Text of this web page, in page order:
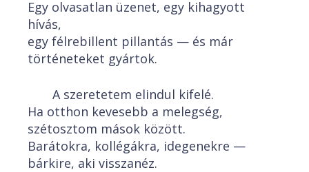
Egy olvasatlan üzenet, egy kihagyott
hívás,
egy félrebillent pillantás — és már
történeteket gyártok.
A szeretetem elindul kifelé.
Ha otthon kevesebb a melegség,
szétosztom mások között.
Barátokra, kollégákra, idegenekre —
bárkire, aki visszanéz.